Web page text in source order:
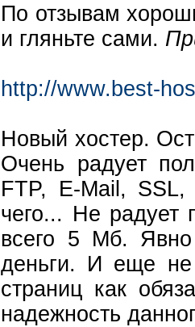
По отзывам
и гляньте сами.
http://www.best-
Новый хостер.
Очень радует
FTP, E-Mail,
чего... Не радует
всего 5 Мб. Явно
деньги. И еще не
страниц как
надежность